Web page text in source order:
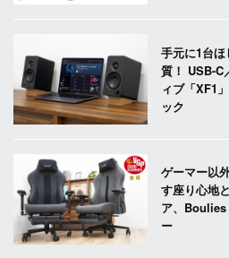
手元に1台
質！ USB-
ィブ「XF1
ック
ゲーマー以
す座り心地
ア、Boulies
ー